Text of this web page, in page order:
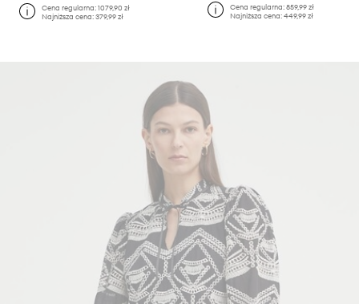
Cena regularna:1079,90 zł
Najniższa cena:379,99 zł
Cena regularna: 859,99 zł
Najniższa cena: 449,99 zł